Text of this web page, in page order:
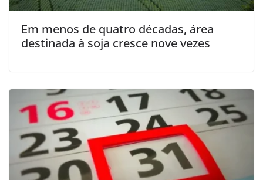
Em menos de quatro décadas, área
destinada à soja cresce nove vezes